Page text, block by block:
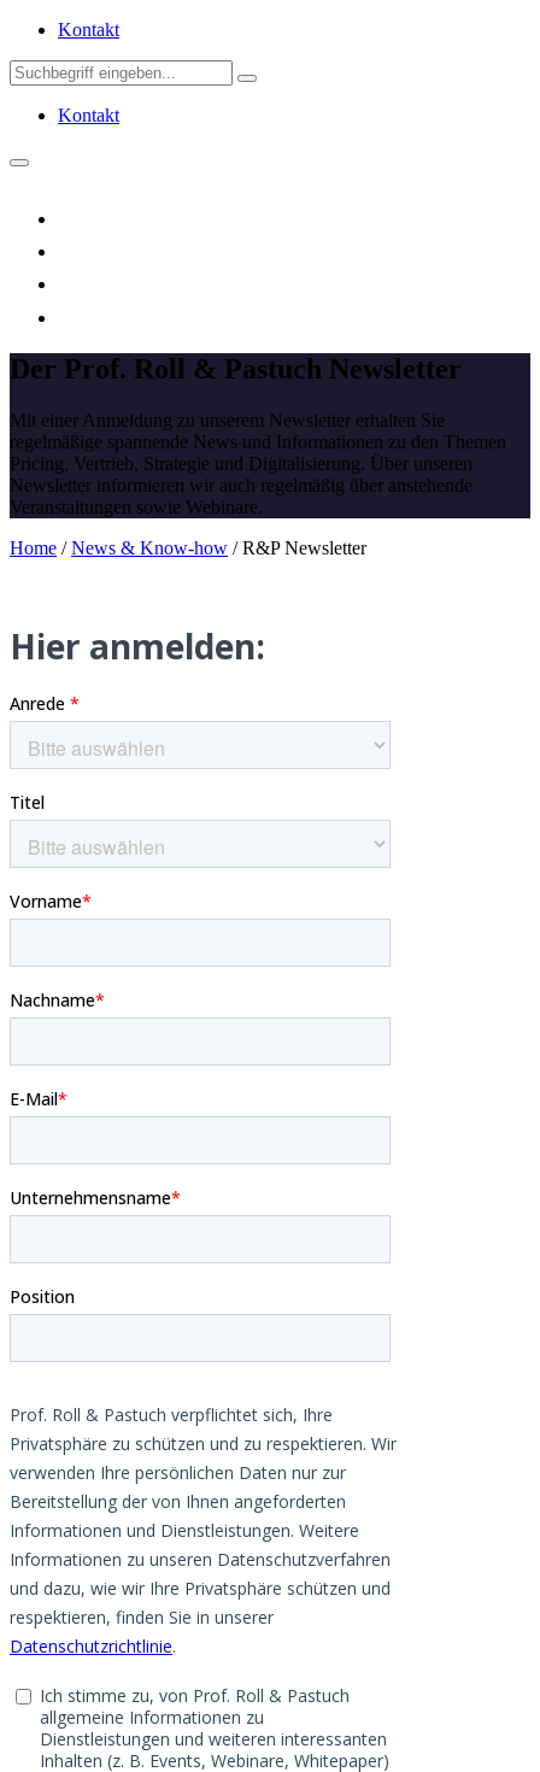
Kontakt
Kontakt
Der Prof. Roll & Pastuch Newsletter
Mit einer Anmeldung zu unserem Newsletter erhalten Sie
regelmäßige spannende News und Informationen zu den Themen
Pricing, Vertrieb, Strategie und Digitalisierung. Über unseren
Newsletter informieren wir auch regelmäßig über anstehende
Veranstaltungen sowie Webinare.
Home /News & Know-how /R&P Newsletter